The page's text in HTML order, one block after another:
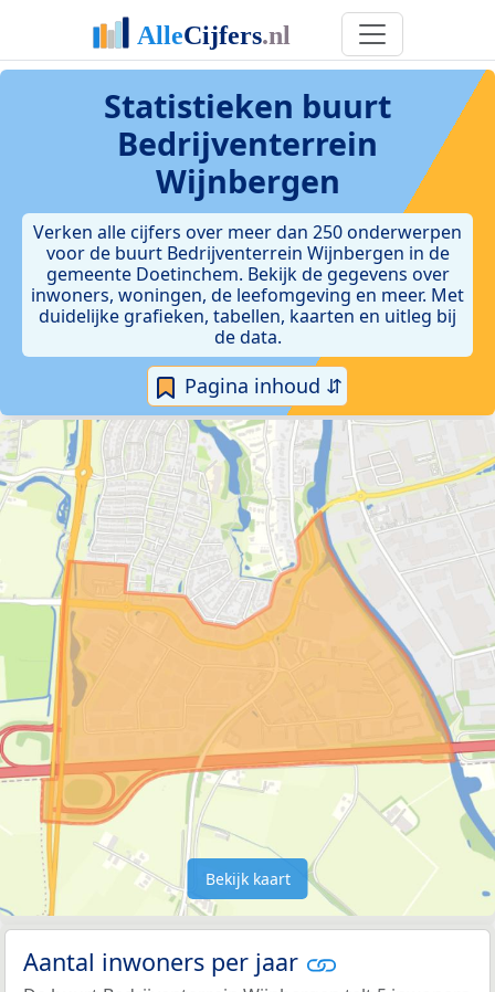
Statistieken buurt
Bedrijventerrein
Wijnbergen
Verken alle cijfers over meer dan 250 onderwerpen
voor de buurt Bedrijventerrein Wijnbergen in de
gemeente Doetinchem. Bekijk de gegevens over
inwoners, woningen, de leefomgeving en meer. Met
duidelijke grafieken, tabellen, kaarten en uitleg bij
de data.
Pagina inhoud ⇵
Bekijk kaart
Aantal inwoners per jaar